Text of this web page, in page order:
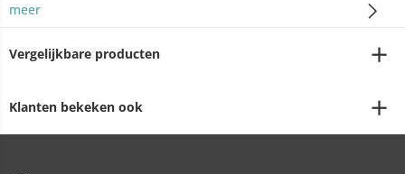
meer
Vergelijkbare producten
Klanten bekeken ook